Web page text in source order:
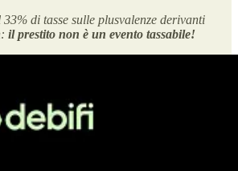
di tasse sulle plusvalenze derivanti
il prestito non è un evento tassabile!